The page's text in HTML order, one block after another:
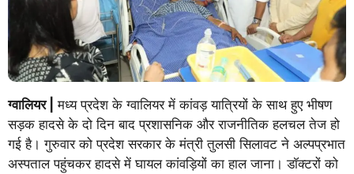
ग्वालियर | मध्य प्रदेश के ग्वालियर में कांवड़ यात्रियों के साथ हुए भीषण
सड़क हादसे के दो दिन बाद प्रशासनिक और राजनीतिक हलचल तेज हो
गई है। गुरुवार को प्रदेश सरकार के मंत्री तुलसी सिलावट ने अल्पप्रभात
अस्पताल पहुंचकर हादसे में घायल कांवड़ियों का हाल जाना। डॉक्टरों को